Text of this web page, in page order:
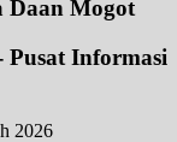
Daan Mogot
Pusat Informasi
2026